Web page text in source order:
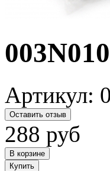
Артикул:
Оставить отзыв
288 руб
В корзине
Купить